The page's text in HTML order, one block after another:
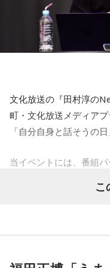
文化放送の『田村淳の
町・文化放送メディア
「自分自身と話そうの
当イベントには、番組
業協同組合連合会）の
村淳と、アシスタント
こ